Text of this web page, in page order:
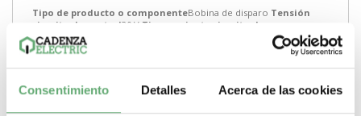
Consentimiento Detalles Acerca de las cookies
Tipo de producto o componenteBobina de disparo Tensión
circuito de control30 V Tipo corriente circuito de
controlCorriente continua (CC, DC)